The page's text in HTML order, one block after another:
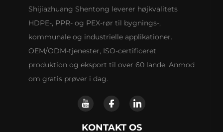
Shijiazhuang Shentong leverer højkvalitets
HDPE-, PPR- og PEX-rør til bygnings-,
kommunale og industrielle applikationer.
OEM/ODM-tjenester, ISO-certificeret
produktion og eksport til over 60 lande. Anmod
om gratis prøver i dag.
KONTAKT OS